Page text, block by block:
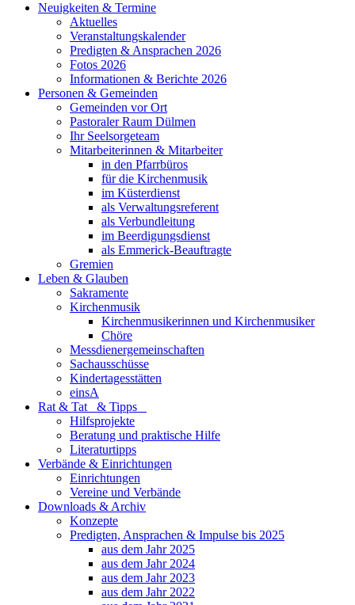
Neuigkeiten & Termine
Aktuelles
Veranstaltungskalender
Predigten & Ansprachen 2026
Fotos 2026
Informationen & Berichte 2026
Personen & Gemeinden
Gemeinden vor Ort
Pastoraler Raum Dülmen
Ihr Seelsorgeteam
Mitarbeiterinnen & Mitarbeiter
in den Pfarrbüros
für die Kirchenmusik
im Küsterdienst
als Verwaltungsreferent
als Verbundleitung
im Beerdigungsdienst
als Emmerick-Beauftragte
Gremien
Leben & Glauben
Sakramente
Kirchenmusik
Kirchenmusikerinnen und Kirchenmusiker
Chöre
Messdienergemeinschaften
Sachausschüsse
Kindertagesstätten
einsA
Rat & Tat & Tipps
Hilfsprojekte
Beratung und praktische Hilfe
Literaturtipps
Verbände & Einrichtungen
Einrichtungen
Vereine und Verbände
Downloads & Archiv
Konzepte
Predigten, Ansprachen & Impulse bis 2025
aus dem Jahr 2025
aus dem Jahr 2024
aus dem Jahr 2023
aus dem Jahr 2022